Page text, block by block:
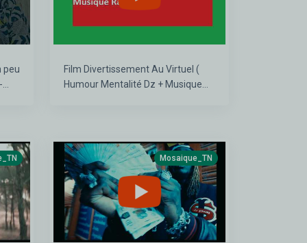
Film Divertissement Au Virtuel (
Humour Mentalité Dz + Musique
Mosaique_TN